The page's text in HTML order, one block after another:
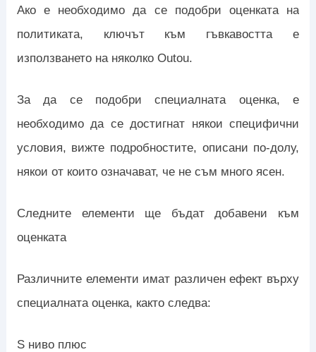
Ако е необходимо да се подобри оценката на
политиката, ключът към гъвкавостта е
използването на няколко Outou.
За да се подобри специалната оценка, е
необходимо да се достигнат някои специфични
условия, вижте подробностите, описани по-долу,
някои от които означават, че не съм много ясен.
Следните елементи ще бъдат добавени към
оценката
Различните елементи имат различен ефект върху
специалната оценка, както следва:
S ниво плюс